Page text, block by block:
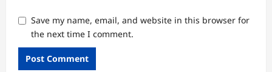
Save my name, email, and website in this browser for
the next time I comment.